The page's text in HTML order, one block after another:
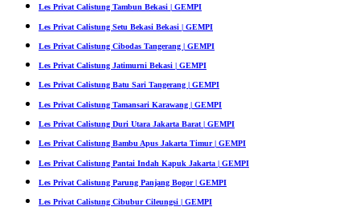
Les Privat Calistung Tambun Bekasi | GEMPI
Les Privat Calistung Setu Bekasi Bekasi | GEMPI
Les Privat Calistung Cibodas Tangerang | GEMPI
Les Privat Calistung Jatimurni Bekasi | GEMPI
Les Privat Calistung Batu Sari Tangerang | GEMPI
Les Privat Calistung Tamansari Karawang | GEMPI
Les Privat Calistung Duri Utara Jakarta Barat | GEMPI
Les Privat Calistung Bambu Apus Jakarta Timur | GEMPI
Les Privat Calistung Pantai Indah Kapuk Jakarta | GEMPI
Les Privat Calistung Parung Panjang Bogor | GEMPI
Les Privat Calistung Cibubur Cileungsi | GEMPI